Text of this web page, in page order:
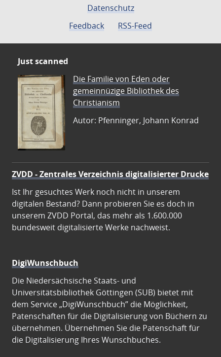
Datenschutz
Feedback
RSS-Feed
Just scanned
Die Familie von Eden oder
gemeinnüzige Bibliothek des
Christianism
Autor: Pfenninger, Johann Konrad
ZVDD - Zentrales Verzeichnis digitalisierter Drucke
Ist Ihr gesuchtes Werk noch nicht in unserem
digitalen Bestand? Dann probieren Sie es doch in
unserem ZVDD Portal, das mehr als 1.600.000
bundesweit digitalisierte Werke nachweist.
DigiWunschbuch
Die Niedersächsische Staats- und
Universitätsbibliothek Göttingen (SUB) bietet mit
dem Service „DigiWunschbuch” die Möglichkeit,
Patenschaften für die Digitalisierung von Büchern zu
übernehmen. Übernehmen Sie die Patenschaft für
die Digitalisierung Ihres Wunschbuches.